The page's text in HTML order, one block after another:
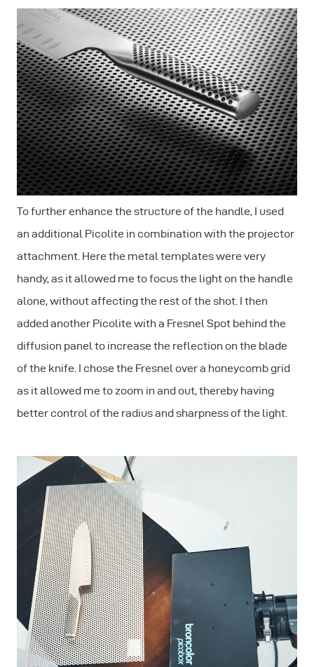
To further enhance the structure of the handle, I used
an additional Picolite in combination with the projector
attachment. Here the metal templates were very
handy, as it allowed me to focus the light on the handle
alone, without affecting the rest of the shot. I then
added another Picolite with a Fresnel Spot behind the
diffusion panel to increase the reflection on the blade
of the knife. I chose the Fresnel over a honeycomb grid
as it allowed me to zoom in and out, thereby having
better control of the radius and sharpness of the light.